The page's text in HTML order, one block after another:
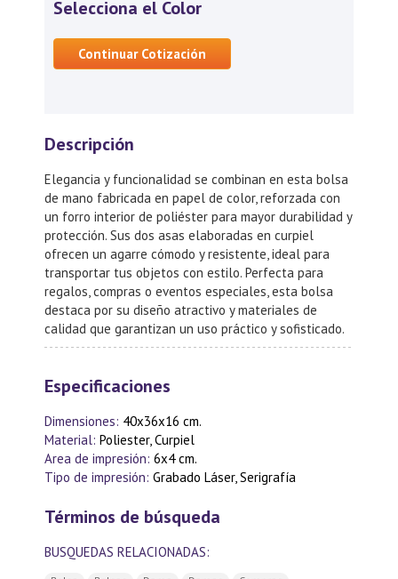
Selecciona el Color
Continuar Cotización
Descripción
Elegancia y funcionalidad se combinan en esta bolsa
de mano fabricada en papel de color, reforzada con
un forro interior de poliéster para mayor durabilidad y
protección. Sus dos asas elaboradas en curpiel
ofrecen un agarre cómodo y resistente, ideal para
transportar tus objetos con estilo. Perfecta para
regalos, compras o eventos especiales, esta bolsa
destaca por su diseño atractivo y materiales de
calidad que garantizan un uso práctico y sofisticado.
Especificaciones
Dimensiones: 40x36x16 cm.
Material: Poliester, Curpiel
Area de impresión: 6x4 cm.
Tipo de impresión: Grabado Láser, Serigrafía
Términos de búsqueda
BUSQUEDAS RELACIONADAS: